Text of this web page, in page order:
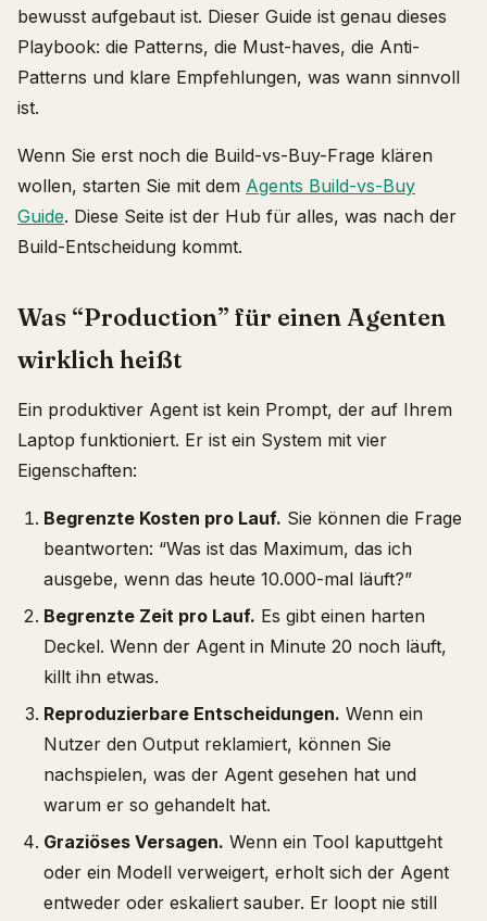
bewusst aufgebaut ist. Dieser Guide ist genau dieses
Playbook: die Patterns, die Must-haves, die Anti-
Patterns und klare Empfehlungen, was wann sinnvoll
ist.
Wenn Sie erst noch die Build-vs-Buy-Frage klären
wollen, starten Sie mit dem Agents Build-vs-Buy
Guide. Diese Seite ist der Hub für alles, was nach der
Build-Entscheidung kommt.
Was “Production” für einen Agenten
wirklich heißt
Ein produktiver Agent ist kein Prompt, der auf Ihrem
Laptop funktioniert. Er ist ein System mit vier
Eigenschaften:
Begrenzte Kosten pro Lauf. Sie können die Frage
beantworten: “Was ist das Maximum, das ich
ausgebe, wenn das heute 10.000-mal läuft?”
Begrenzte Zeit pro Lauf. Es gibt einen harten
Deckel. Wenn der Agent in Minute 20 noch läuft,
killt ihn etwas.
Reproduzierbare Entscheidungen. Wenn ein
Nutzer den Output reklamiert, können Sie
nachspielen, was der Agent gesehen hat und
warum er so gehandelt hat.
Graziöses Versagen. Wenn ein Tool kaputtgeht
oder ein Modell verweigert, erholt sich der Agent
entweder oder eskaliert sauber. Er loopt nie still